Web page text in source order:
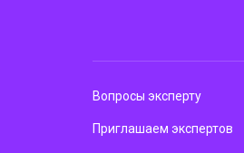
Вопросы эксперту
Приглашаем экспертов